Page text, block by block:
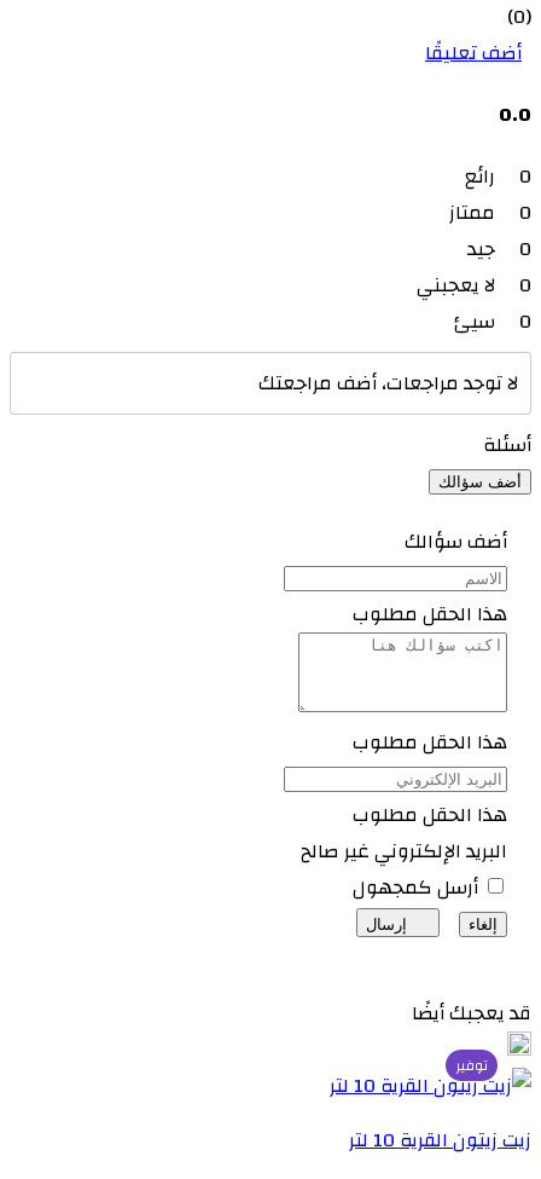
(0)
أضف تعليقًا
0.0
0
رائع
0
ممتاز
0
جيد
0
لا يعجبني
0
سيئ
لا توجد مراجعات، أضف مراجعتك
أسئلة
أضف سؤالك
أضف سؤالك
هذا الحقل مطلوب
هذا الحقل مطلوب
هذا الحقل مطلوب
البريد الإلكتروني غير صالح
أرسل كمجهول
إلغاء إرسال
قد يعجبك أيضًا
زيت زيتون القرية 10 لتر
توفير